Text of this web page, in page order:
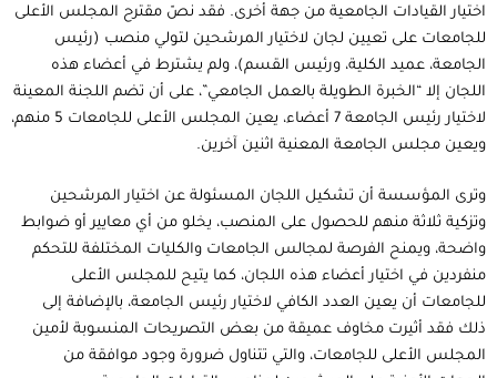
اختيار القيادات الجامعية من جهة أخرى. فقد نصّ مقترح المجلس الأعلى
للجامعات على تعيين لجان لاختيار المرشحين لتولي منصب (رئيس
الجامعة، عميد الكلية، ورئيس القسم)، ولم يشترط في أعضاء هذه
اللجان إلا “الخبرة الطويلة بالعمل الجامعي”، على أن تضم اللجنة المعينة
لاختيار رئيس الجامعة 7 أعضاء، يعين المجلس الأعلى للجامعات 5 منهم،
ويعين مجلس الجامعة المعنية اثنين آخرين.
وترى المؤسسة أن تشكيل اللجان المسئولة عن اختيار المرشحين
وتزكية ثلاثة منهم للحصول على المنصب، يخلو من أي معايير أو ضوابط
واضحة، ويمنح الفرصة لمجالس الجامعات والكليات المختلفة للتحكم
منفردين في اختيار أعضاء هذه اللجان، كما يتيح للمجلس الأعلى
للجامعات أن يعين العدد الكافي لاختيار رئيس الجامعة، بالإضافة إلى
ذلك فقد أثيرت مخاوف عميقة من بعض التصريحات المنسوبة لأمين
المجلس الأعلى للجامعات، والتي تتناول ضرورة وجود موافقة من